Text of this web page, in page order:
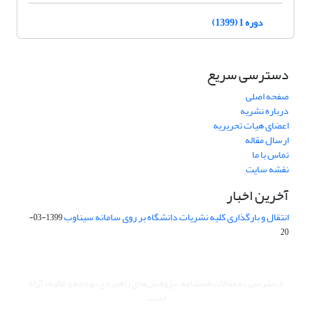
دوره 1 (1399)
دسترسی سریع
صفحه اصلی
درباره نشریه
اعضای هیات تحریریه
ارسال مقاله
تماس با ما
نقشه سایت
آخرین اخبار
انتقال و بارگذاری کلیه نشریات دانشگاه بر روی سامانه سیناوب
1399-03-
20